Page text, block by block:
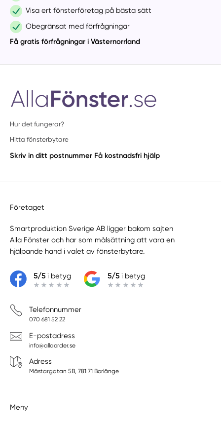
Visa ert fönsterföretag på bästa sätt
Obegränsat med förfrågningar
Få gratis förfrågningar i Västernorrland
Hur det fungerar?
Hitta fönsterbytare
Skriv in ditt postnummer Få kostnadsfri hjälp
Företaget
Smartproduktion Sverige AB ligger bakom sajten
Alla Fönster och har som målsättning att vara en
hjälpande hand i valet av fönsterbytare.
5/5i betyg 5/5i betyg
Telefonnummer
070 681 52 22
E-postadress
info@allaorder.se
Adress
Mästargatan 5B, 781 71 Borlänge
Meny